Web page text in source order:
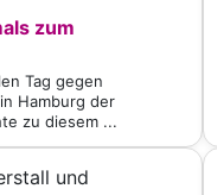
zum
Tag gegen
Hamburg der
zu diesem ...